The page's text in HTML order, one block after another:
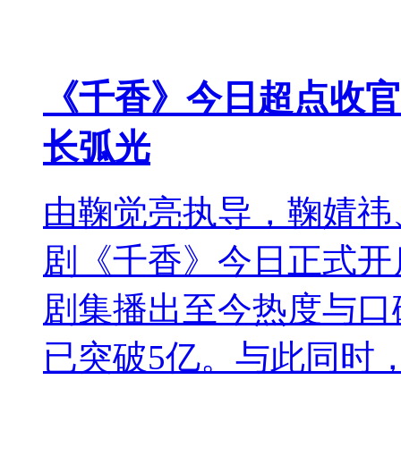
《千香》今日超点收
长弧光
由鞠觉亮执导，鞠婧
剧《千香》今日正式
剧集播出至今热度与
已突破5亿。与此同时